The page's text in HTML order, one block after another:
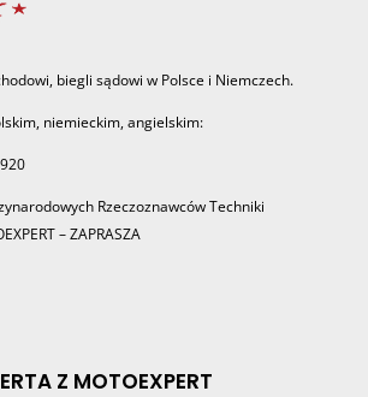
biegli sądowi w Polsce i Niemczech.
niemieckim, angielskim:
Rzeczoznawców Techniki
– ZAPRASZA
Z MOTOEXPERT